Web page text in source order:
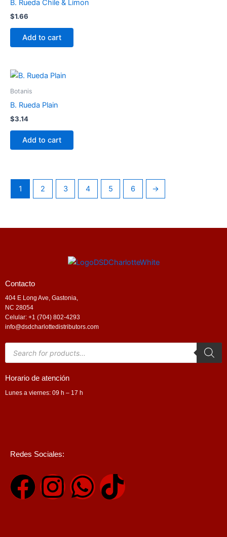
B. Rueda Chile & Limon
$1.66
Add to cart
Botanis
B. Rueda Plain
$3.14
Add to cart
1 2 3 4 5 6 →
Contacto
404 E Long Ave, Gastonia,
NC 28054
Celular: +1 (704) 802-4293
info@dsdcharlottedistributors.com
search
Horario de atención
Lunes a viernes: 09 h – 17 h
Redes Sociales:
F I
W T